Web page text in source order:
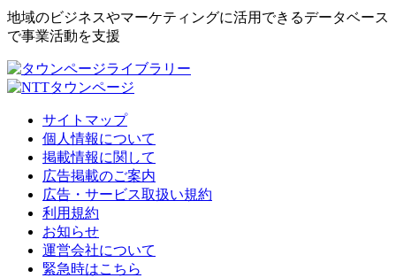
地域のビジネスやマーケティングに活用できるデータベース
で事業活動を支援
サイトマップ
個人情報について
掲載情報に関して
広告掲載のご案内
広告・サービス取扱い規約
利用規約
お知らせ
運営会社について
緊急時はこちら